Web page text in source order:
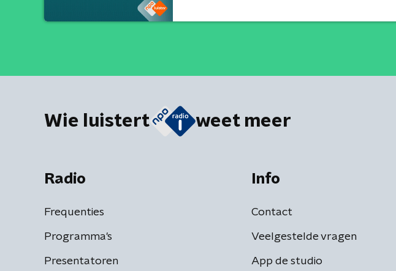
Wie luistert weet meer
Radio
Frequenties
Programma's
Presentatoren
Info
Contact
Veelgestelde vragen
App de studio